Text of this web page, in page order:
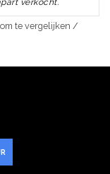
te vergelijken /